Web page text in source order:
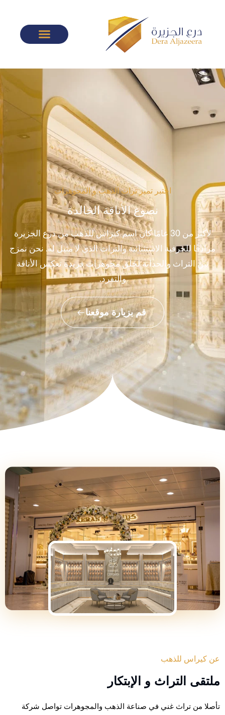
اختبر تميز تراث الذهب و المجوهرات
نصوغ الأناقة الخالدة
لأكثر من 30 عامًا كان اسم كيراس للذهب من درع الجزيرة
مرادفًا للحرفية الاستثنائية والتراث الذي لا مثيل له. نحن نمزج
بين التراث والحداثة لخلق مجوهرات فريدة تعكس الأناقة
والتفرد.
قم بزيارة موقعنا
عن كيراس للذهب
ملتقى التراث و الإبتكار
تأصلا من تراث غني في صناعة الذهب والمجوهرات تواصل شركة